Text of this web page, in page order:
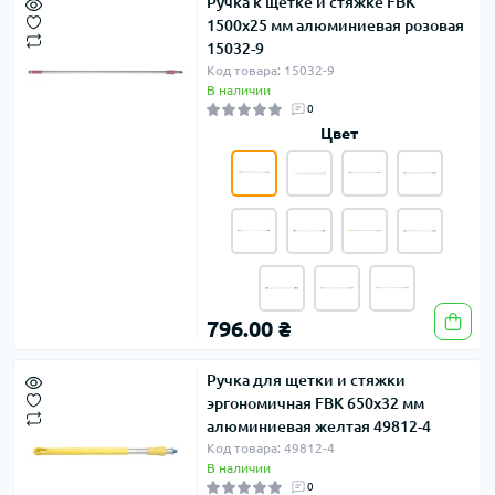
1500х25 мм алюминиевая розовая
15032-9
Код товара: 15032-9
В наличии
0
Цвет
796.00 ₴
Ручка для щетки и стяжки
эргономичная FBK 650х32 мм
алюминиевая желтая 49812-4
Код товара: 49812-4
В наличии
0